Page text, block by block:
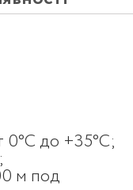
0°С до +35°С;
м под